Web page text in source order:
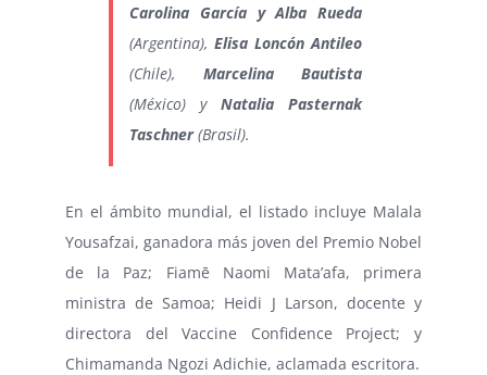
Carolina García y Alba Rueda
(Argentina), Elisa Loncón Antileo
(Chile), Marcelina Bautista
(México) y Natalia Pasternak
Taschner(Brasil).
En el ámbito mundial, el listado incluye Malala
Yousafzai, ganadora más joven del Premio Nobel
de la Paz; Fiamē Naomi Mata’afa, primera
ministra de Samoa; Heidi J Larson, docente y
directora del Vaccine Confidence Project; y
Chimamanda Ngozi Adichie, aclamada escritora.